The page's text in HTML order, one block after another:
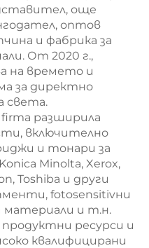
още
оптов
и фабрика за
От 2020 г.,
на времето и
за директно
света.
разширила
включително
и тонари за
Minolta, Xerox,
Toshiba и други
fotosensitivни
материали и т.н.
продуктни ресурси и
квалифицирани